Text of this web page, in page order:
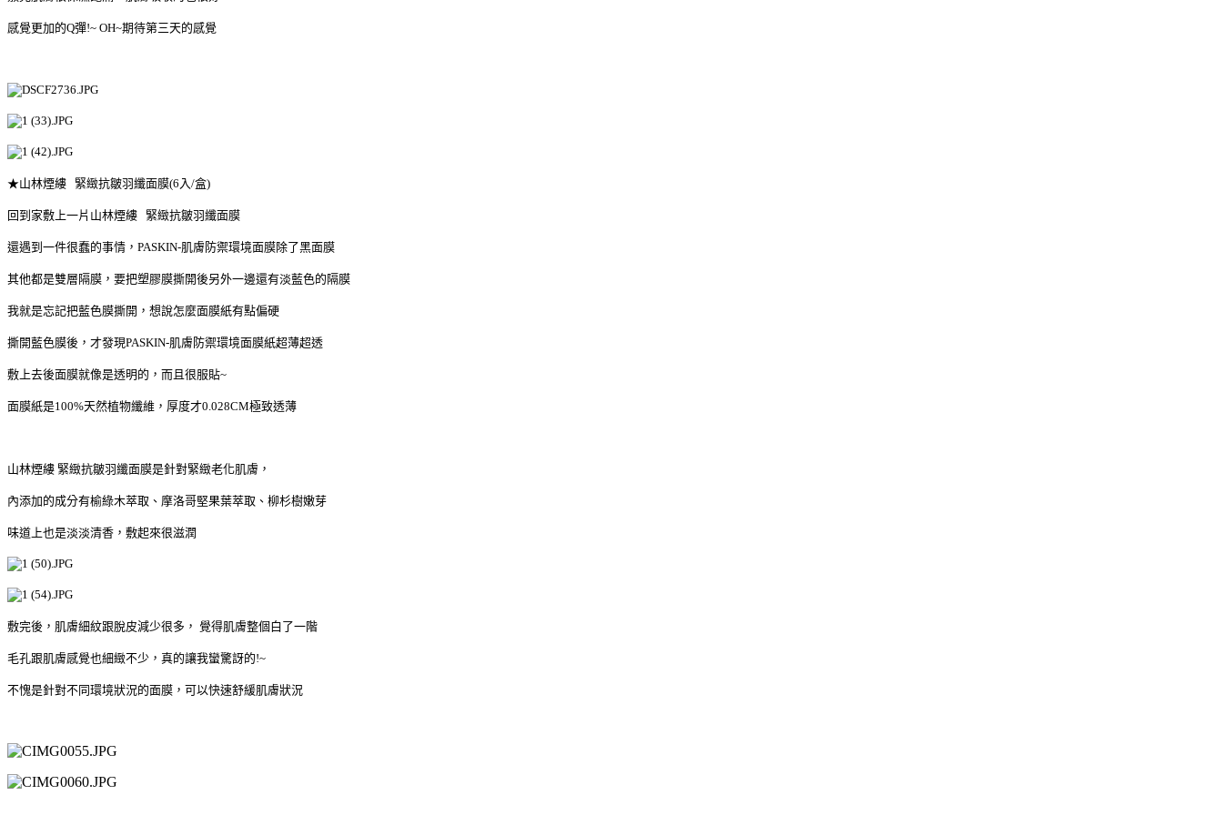
感覺更加的Q彈!~ OH~期待第三天的感覺
★山林煙縷 緊緻抗皺羽纖面膜(6入/盒)
回到家敷上一片山林煙縷 緊緻抗皺羽纖面膜
還遇到一件很蠢的事情，PASKIN-肌膚防禦環境面膜除了黑面膜
其他都是雙層隔膜，要把塑膠膜撕開後另外一邊還有淡藍色的隔膜
我就是忘記把藍色膜撕開，想說怎麼面膜紙有點偏硬
撕開藍色膜後，才發現PASKIN-肌膚防禦環境面膜紙超薄超透
敷上去後面膜就像是透明的，而且很服貼~
面膜紙是100%天然植物纖維，厚度才0.028CM極致透薄
山林煙縷 緊緻抗皺羽纖面膜是針對緊緻老化肌膚，
內添加的成分有榆綠木萃取、摩洛哥堅果葉萃取、柳杉樹嫩芽
味道上也是淡淡清香，敷起來很滋潤
敷完後，肌膚細紋跟脫皮減少很多， 覺得肌膚整個白了一階
毛孔跟肌膚感覺也細緻不少，真的讓我蠻驚訝的!~
不愧是針對不同環境狀況的面膜，可以快速舒緩肌膚狀況